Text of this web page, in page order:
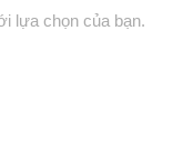
lựa chọn của bạn.